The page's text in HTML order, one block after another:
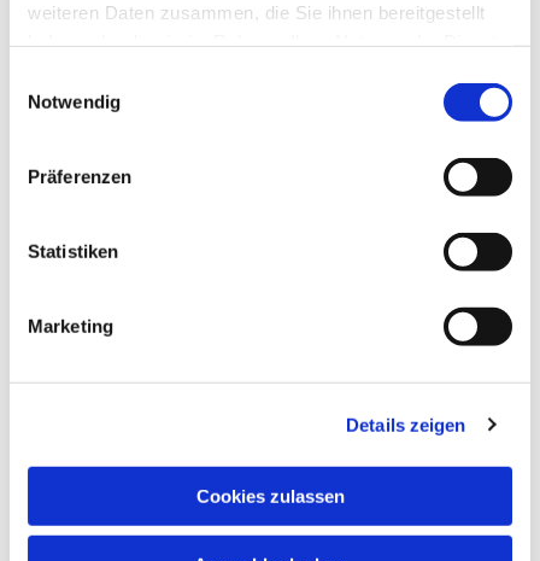
weiteren Daten zusammen, die Sie ihnen bereitgestellt
Notwendig
Präferenzen
Statistiken
Marketing
Details zeigen
Cookies zulassen